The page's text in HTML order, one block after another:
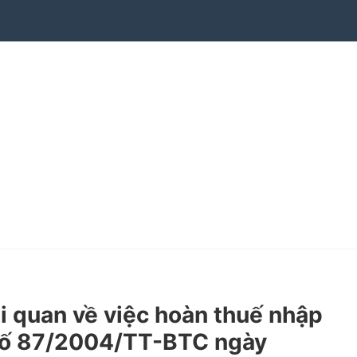
về việc hoàn thuế nhập
87/2004/TT-BTC ngày